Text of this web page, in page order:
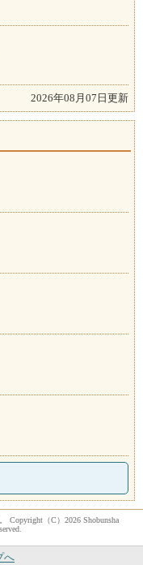
2026年08月07日更新
Copyright（C）2026 Shobunsha
へ